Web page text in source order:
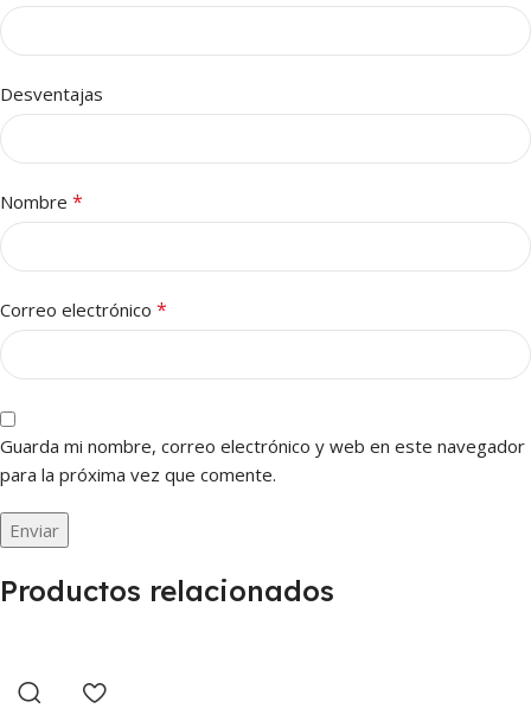
Desventajas
Nombre *
Correo electrónico *
Guarda mi nombre, correo electrónico y web en este navegador
para la próxima vez que comente.
Productos relacionados